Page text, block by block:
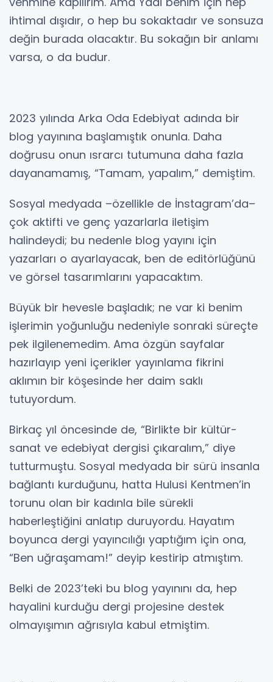
ihtimal dışıdır, o hep bu sokaktadır ve sonsuza
değin burada olacaktır. Bu sokağın bir anlamı
varsa, o da budur.
2023 yılında Arka Oda Edebiyat adında bir
blog yayınına başlamıştık onunla. Daha
doğrusu onun ısrarcı tutumuna daha fazla
dayanamamış, “Tamam, yapalım,” demiştim.
Sosyal medyada –özellikle de İnstagram’da–
çok aktifti ve genç yazarlarla iletişim
halindeydi; bu nedenle blog yayını için
yazarları o ayarlayacak, ben de editörlüğünü
ve görsel tasarımlarını yapacaktım.
Büyük bir hevesle başladık; ne var ki benim
işlerimin yoğunluğu nedeniyle sonraki süreçte
pek ilgilenemedim. Ama özgün sayfalar
hazırlayıp yeni içerikler yayınlama fikrini
aklımın bir köşesinde her daim saklı
tutuyordum.
Birkaç yıl öncesinde de, “Birlikte bir kültür-
sanat ve edebiyat dergisi çıkaralım,” diye
tutturmuştu. Sosyal medyada bir sürü insanla
bağlantı kurduğunu, hatta Hulusi Kentmen’in
torunu olan bir kadınla bile sürekli
haberleştiğini anlatıp duruyordu. Hayatım
boyunca dergi yayıncılığı yaptığım için ona,
“Ben uğraşamam!” deyip kestirip atmıştım.
Belki de 2023’teki bu blog yayınını da, hep
hayalini kurduğu dergi projesine destek
olmayışımın ağrısıyla kabul etmiştim.